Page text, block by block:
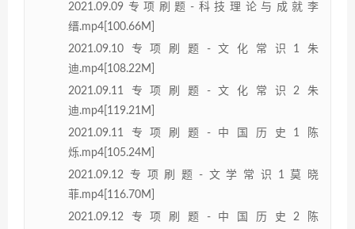
2021.09.09专项刷题-科技理论与成就李
缙.mp4[100.66M]
2021.09.10专项刷题-文化常识1朱
迪.mp4[108.22M]
2021.09.11专项刷题-文化常识2朱
迪.mp4[119.21M]
2021.09.11专项刷题-中国历史1陈
烁.mp4[105.24M]
2021.09.12专项刷题-文学常识1莫晓
菲.mp4[116.70M]
2021.09.12专项刷题-中国历史2陈